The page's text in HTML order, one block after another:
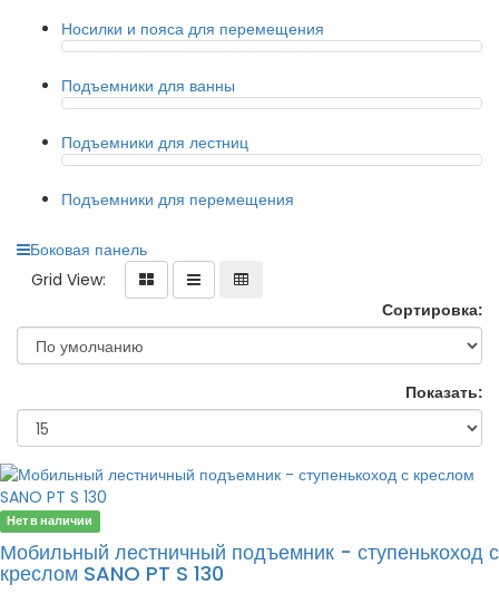
Носилки и пояса для перемещения
Подъемники для ванны
Подъемники для лестниц
Подъемники для перемещения
Боковая панель
Grid View:
Сортировка:
Показать:
Нет в наличии
Мобильный лестничный подъемник - ступенькоход с
креслом SANO PT S 130